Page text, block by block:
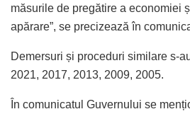
măsurile de pregătire a economiei
apărare”, se precizează în
Demersuri și proceduri similare s-
2021, 2017, 2013, 2009, 2005.
În comunicatul Guvernului se